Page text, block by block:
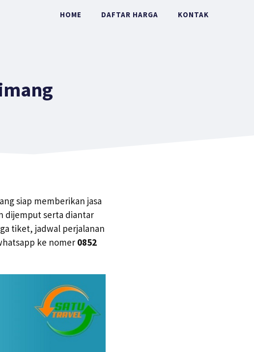
HOME DAFTAR HARGA KONTAK
siap memberikan jasa
dijemput serta diantar
tiket, jadwal perjalanan
ke nomer 0852